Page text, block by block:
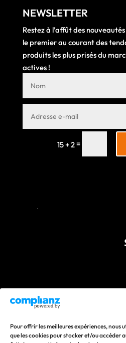
Pour offrir les meilleures expériences, nous
que les cookies pour stocker et/ou accéder
NEWSLETTER
Restez à l’affût des
le premier au courant des
produits les plus prisés du
actives !
15 + 2=
CGV – POLITIQUES DE
S.A.V